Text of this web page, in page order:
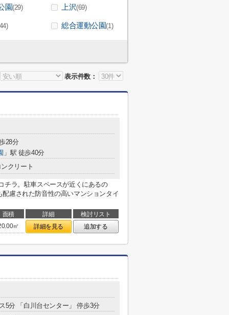
園(29) 上沢(69)
総合運動公園(1)
表示件数：
28分
」駅 徒歩40分
クリート
チラ。駐車スペースが近くにあるの
慮された防音性の高いマンションタイ
面積 詳細
検討リスト
㎡
詳細を見る 追加する
5分 「白川台センター」 停歩3分